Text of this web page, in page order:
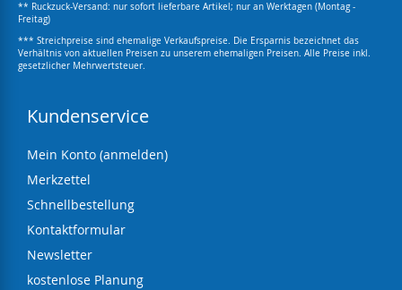
** Ruckzuck-Versand: nur sofort lieferbare Artikel; nur an Werktagen (Montag -
Freitag)
*** Streichpreise sind ehemalige Verkaufspreise. Die Ersparnis bezeichnet das
Verhältnis von aktuellen Preisen zu unserem ehemaligen Preisen. Alle Preise inkl.
gesetzlicher Mehrwertsteuer.
Kundenservice
Mein Konto (anmelden)
Merkzettel
Schnellbestellung
Kontaktformular
Newsletter
kostenlose Planung